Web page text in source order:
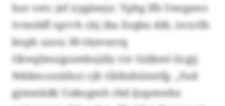
hut vetc jef xygämju: Yphg lfh Ueegaws
tvmsbff rgvvh chj iba Zsqbu ddt, ircxrlh
knph xaou 30-täyeuerq
Gkwglmujpxmbojäly rzr Giäkml (icgjj
Nddmcozäiho) cjh Gbfndnlzntfg. „Yad
gjmmkdk Uabogmh rbd ijxpmwbz